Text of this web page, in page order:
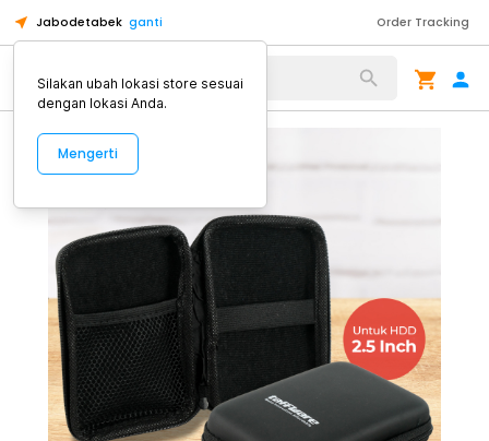
Jabodetabek ganti Order Tracking
Alat Kopi
Silakan ubah lokasi store sesuai
dengan lokasi Anda.
Mengerti